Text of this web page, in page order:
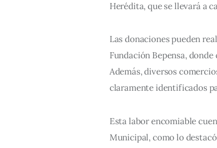
Herédita, que se llevará a
Las donaciones pueden
Fundación Bepensa,
Además, diversos
claramente identificados
Esta labor encomiable
Municipal, como lo